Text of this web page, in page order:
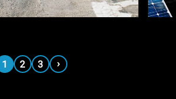
1 2 3 ›